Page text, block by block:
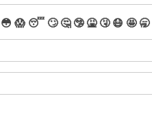
😳 😱 😴 🙄 🤔 🤥 🤮 🤧 😷 🤩 🥱